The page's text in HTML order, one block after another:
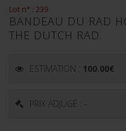
Lot n° : 239
BANDEAU DU RAD
THE DUTCH RAD.
ESTIMATION : 100.00€
PRIX ADJUGÉ : -